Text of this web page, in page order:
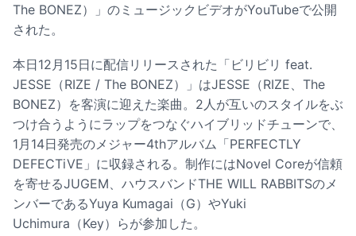
The BONEZ）」のミュージックビデオがYouTubeで公開
された。
本日12月15日に配信リリースされた「ビリビリ feat.
JESSE （RIZE / The BONEZ）」はJESSE（RIZE、The
BONEZ）を客演に迎えた楽曲。2人が互いのスタイルをぶ
つけ合うようにラップをつなぐハイブリッドチューンで、
1月14日発売のメジャー4thアルバム「PERFECTLY
DEFECTiVE」に収録される。制作にはNovel Coreが信頼
を寄せるJUGEM、ハウスバンドTHE WILL RABBITSのメ
ンバーであるYuya Kumagai（G）やYuki
Uchimura（Key）らが参加した。